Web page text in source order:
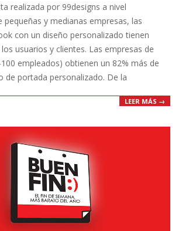
realizada por 99designs a nivel
pequeñas y medianas empresas, las
con un diseño personalizado tienen
usuarios y clientes. Las empresas de
empleados) obtienen un 82% más de
de portada personalizado. De la
LEER MÁS →